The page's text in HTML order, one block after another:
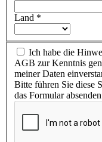
Land *
Ich habe die
AGB zur Kenntnis
meiner Daten
Bitte führen Sie diese
das Formular